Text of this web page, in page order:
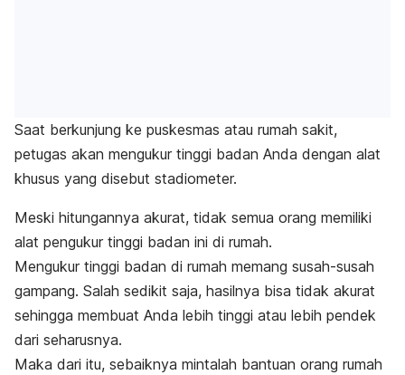
Saat berkunjung ke puskesmas atau rumah sakit,
petugas akan mengukur tinggi badan Anda dengan alat
khusus yang disebut stadiometer.
Meski hitungannya akurat, tidak semua orang memiliki
alat pengukur tinggi badan ini di rumah.
Mengukur tinggi badan di rumah memang susah-susah
gampang. Salah sedikit saja, hasilnya bisa tidak akurat
sehingga membuat Anda lebih tinggi atau lebih pendek
dari seharusnya.
Maka dari itu, sebaiknya mintalah bantuan orang rumah